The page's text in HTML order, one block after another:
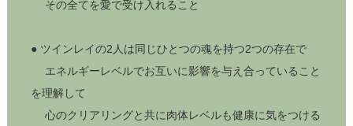
その全てを愛で受け入れること
● ツインレイの2人は同じひとつの魂を持つ2つの存在で
エネルギーレベルでお互いに影響を与え合っていること
を理解して
心のクリアリングと共に肉体レベルも健康に気をつける